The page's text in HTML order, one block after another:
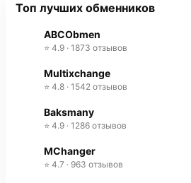
Топ лучших обменников
ABCObmen
⭐ 4.9 · 1873 отзывов
Multixchange
⭐ 4.8 · 1542 отзывов
Baksmany
⭐ 4.9 · 1286 отзывов
MChanger
⭐ 4.7 · 963 отзывов